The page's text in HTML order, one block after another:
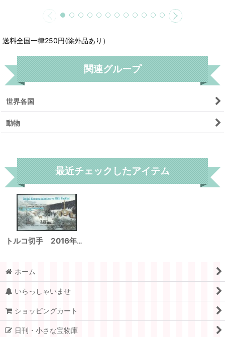
送料全国一律250円(除外品あり）
関連グループ
世界各国
動物
最近チェックしたアイテム
トルコ切手 2016年 国立公園 自然保護区 狼 鹿 動物 小型シート
ホーム
いらっしゃいませ
ショッピングカート
日刊・小さな宝物庫